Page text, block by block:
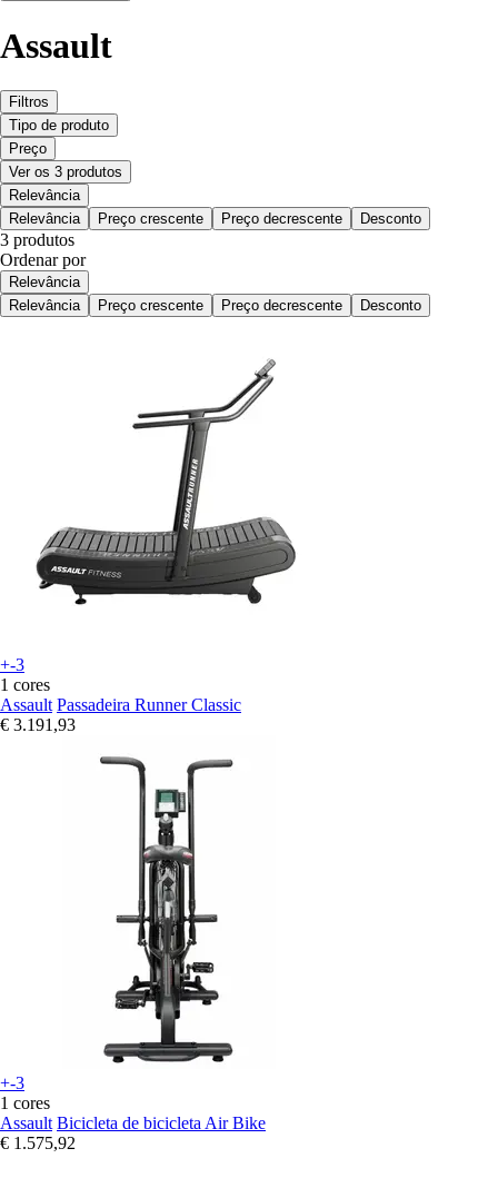
Assault
Filtros
Tipo de produto
Preço
Ver os 3 produtos
Relevância
Relevância
Preço crescente Preço decrescente Desconto
3 produtos
Ordenar por
Relevância
Relevância
Preço crescente Preço decrescente Desconto
+-3
1 cores
Assault Passadeira Runner Classic
€ 3.191,93
+-3
1 cores
Assault Bicicleta de bicicleta Air Bike
€ 1.575,92